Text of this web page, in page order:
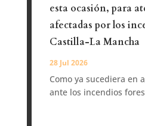
esta ocasión, para
afectadas por los
Castilla-La Mancha
28 Jul 2026
Como ya sucediera en
ante los incendios